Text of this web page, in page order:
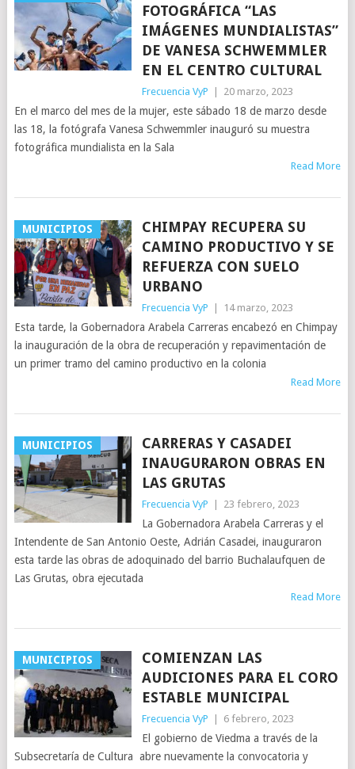
FOTOGRÁFICA “LAS
IMÁGENES MUNDIALISTAS”
DE VANESA SCHWEMMLER
EN EL CENTRO CULTURAL
Frecuencia VyP 20 marzo, 2023
En el marco del mes de la mujer, este sábado 18 de marzo desde
las 18, la fotógrafa Vanesa Schwemmler inauguró su muestra
fotográfica mundialista en la Sala
Read More
MUNICIPIOS
CHIMPAY RECUPERA SU
CAMINO PRODUCTIVO Y SE
REFUERZA CON SUELO
URBANO
Frecuencia VyP 14 marzo, 2023
Esta tarde, la Gobernadora Arabela Carreras encabezó en Chimpay
la inauguración de la obra de recuperación y repavimentación de
un primer tramo del camino productivo en la colonia
Read More
MUNICIPIOS
CARRERAS Y CASADEI
INAUGURARON OBRAS EN
LAS GRUTAS
Frecuencia VyP 23 febrero, 2023
La Gobernadora Arabela Carreras y el
Intendente de San Antonio Oeste, Adrián Casadei, inauguraron
esta tarde las obras de adoquinado del barrio Buchalaufquen de
Las Grutas, obra ejecutada
Read More
MUNICIPIOS
COMIENZAN LAS
AUDICIONES PARA EL CORO
ESTABLE MUNICIPAL
Frecuencia VyP 6 febrero, 2023
El gobierno de Viedma a través de la
Subsecretaría de Cultura abre nuevamente la convocatoria y